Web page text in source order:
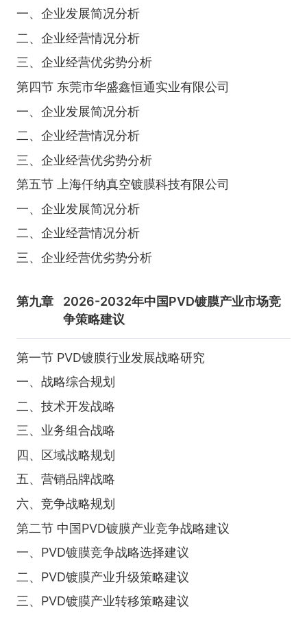
一、企业发展简况分析
二、企业经营情况分析
三、企业经营优劣势分析
第四节 东莞市华盛鑫恒通实业有限公司
一、企业发展简况分析
二、企业经营情况分析
三、企业经营优劣势分析
第五节 上海仟纳真空镀膜科技有限公司
一、企业发展简况分析
二、企业经营情况分析
三、企业经营优劣势分析
第九章
2026-2032年中国PVD镀膜产业市场竞
争策略建议
第一节 PVD镀膜行业发展战略研究
一、战略综合规划
二、技术开发战略
三、业务组合战略
四、区域战略规划
五、营销品牌战略
六、竞争战略规划
第二节 中国PVD镀膜产业竞争战略建议
一、PVD镀膜竞争战略选择建议
二、PVD镀膜产业升级策略建议
三、PVD镀膜产业转移策略建议